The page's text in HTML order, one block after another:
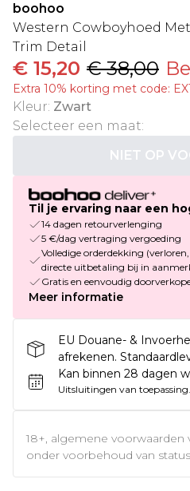
boohoo
Western Cowboyhoed
Trim Detail
€ 15,20 € 38,00
Extra 10% korting met code:
Kleur: Zwart
Selecteer een maat:
NIET OP
Til je ervaring naar een
14 dagen retourverlenging
5 €/dag vertraging vergoeding
Volledige orderdekking
directe uitbetaling bij in
Gratis en eenvoudig
Meer informatie
EU Douane- &
afrekenen.
Kan binnen 28 dagen
Uitsluitingen van toepassing.
18+, algemene voorwaarden
onder voorbehoud van status